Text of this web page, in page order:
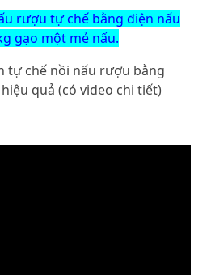
rượu tự chế bằng điện nấu
gạo một mẻ nấu.
tự chế nồi nấu rượu bằng
quả (có video chi tiết)